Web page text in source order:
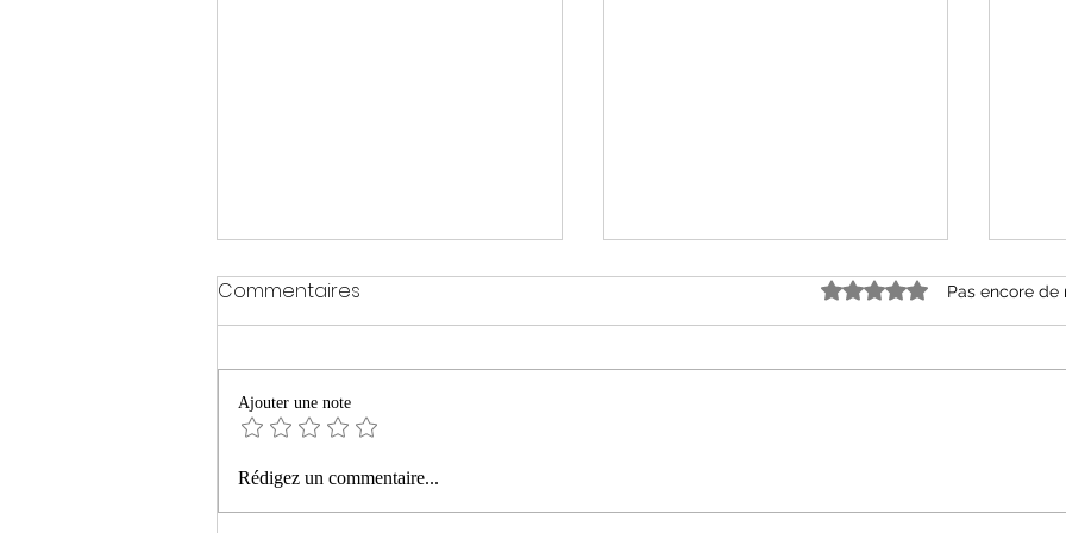
« La montagne ardente »
de Philippe Manevy aux
d’Alice Ferney aux Editions
Commentaires Noté 0 étoile sur 5.Pas encore de
Ajouter une note
Rédigez un commentaire...